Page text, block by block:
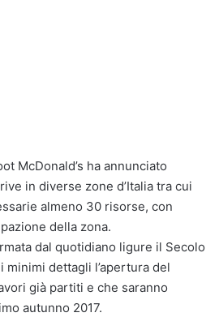
McDonald’s ha annunciato
in diverse zone d’Italia tra cui
almeno 30 risorse, con
della zona.
dal quotidiano ligure il Secolo
minimi dettagli l’apertura del
già partiti e che saranno
autunno 2017.